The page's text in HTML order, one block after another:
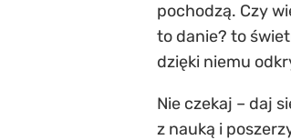
pochodzą. Czy
to danie? to
dzięki niemu
Nie czekaj – daj
z nauką i